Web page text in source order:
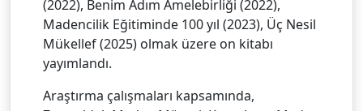
(2022), Benim Adım Amelebirliği (2022),
Madencilik Eğitiminde 100 yıl (2023), Üç Nesil
Mükellef (2025) olmak üzere on kitabı
yayımlandı.
Araştırma çalışmaları kapsamında,